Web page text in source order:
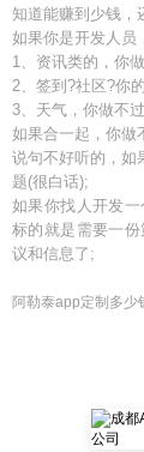
知道能赚到少钱，
如果你是开发人员
1、资讯类的，你
2、签到?社区?你
3、天气，你做不
如果合一起，你做
说句不好听的，如
题(很白话);
如果你找人开发
标的就是需要一
议和信息了;
阿勒泰app定制多少